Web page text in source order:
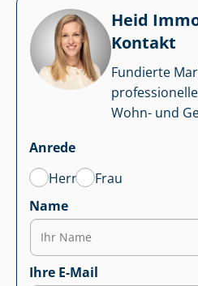
Heid
Kontakt
Fundierte
Wohn- und
Anrede
Herr
Frau
Name
Ihre E-Mail